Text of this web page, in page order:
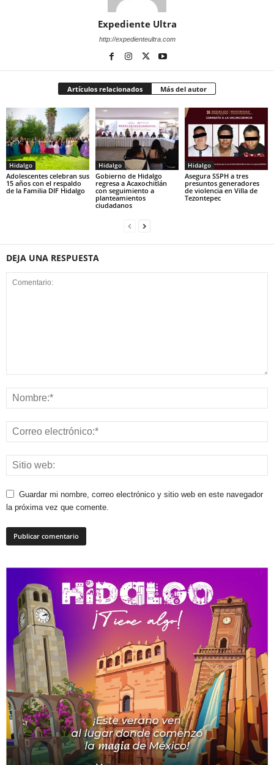
Expediente Ultra
http://expedienteultra.com
Artículos relacionados Más del autor
Hidalgo
Adolescentes celebran sus
15 años con el respaldo
de la Familia DIF Hidalgo
Hidalgo
Gobierno de Hidalgo
regresa a Acaxochitlán
con seguimiento a
planteamientos
ciudadanos
Hidalgo
Asegura SSPH a tres
presuntos generadores
de violencia en Villa de
Tezontepec
DEJA UNA RESPUESTA
Guardar mi nombre, correo electrónico y sitio web en este navegador
la próxima vez que comente.